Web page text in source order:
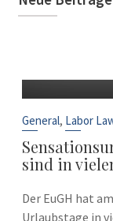
General, Labor
sind in
Der EuGH hat
Urlaubstage in